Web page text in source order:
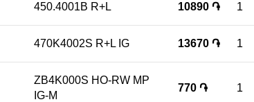
450.4001B R+L 10890 ֏ 1
470K4002S R+L IG 13670 ֏ 1
ZB4K000S HO-RW MP
IG-M
770 ֏ 1